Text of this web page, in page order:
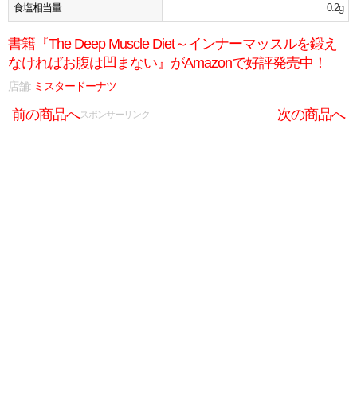
食塩相当量 0.2g
書籍『The Deep Muscle Diet～インナーマッスルを鍛え
なければお腹は凹まない』がAmazonで好評発売中！
店舗: ミスタードーナツ
前の商品へ 次の商品へ
スポンサーリンク